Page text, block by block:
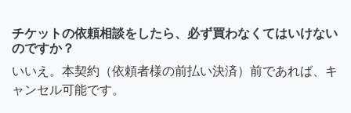
チケットの依頼相談をしたら、必ず買わなくてはいけない
のですか？
いいえ。本契約（依頼者様の前払い決済）前であれば、キ
ャンセル可能です。